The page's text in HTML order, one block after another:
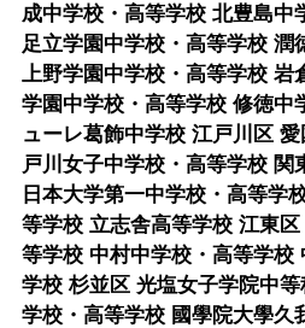
成中学校・高等学校 北豊島中
足立学園中学校・高等学校 潤
上野学園中学校・高等学校 岩
学園中学校・高等学校 修徳中
ューレ葛飾中学校 江戸川区
戸川女子中学校・高等学校 関
日本大学第一中学校・高等学
等学校 立志舎高等学校 江東
等学校 中村中学校・高等学校
学校 杉並区 光塩女子学院中
学校・高等学校 國學院大學久